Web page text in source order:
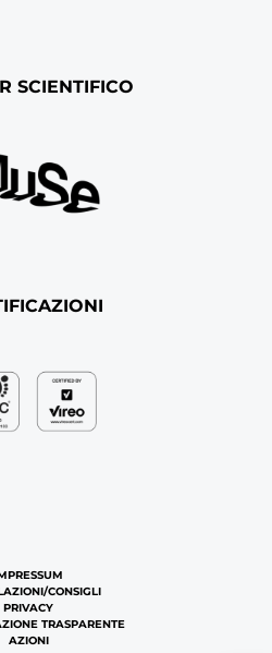
SCIENTIFICO
CONSIGLI
PRIVACY
TRASPARENTE
AZIONI